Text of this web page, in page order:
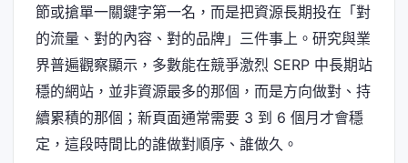
節或搶單一關鍵字第一名，而是把資源長期投在「對
的流量、對的內容、對的品牌」三件事上。研究與業
界普遍觀察顯示，多數能在競爭激烈 SERP 中長期站
穩的網站，並非資源最多的那個，而是方向做對、持
續累積的那個；新頁面通常需要 3 到 6 個月才會穩
定，這段時間比的誰做對順序、誰做久。